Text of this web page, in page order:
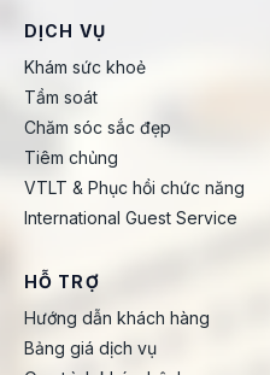
DỊCH VỤ
Khám sức khoẻ
Tầm soát
Chăm sóc sắc đẹp
Tiêm chủng
VTLT & Phục hồi chức năng
International Guest Service
HỖ TRỢ
Hướng dẫn khách hàng
Bảng giá dịch vụ